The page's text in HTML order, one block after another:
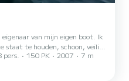
van mijn eigen boot. Ik
te houden, schoon, veilig
ervaring te bieden. Ik
en om uw dag op zee zo
pers. 150 PK 2007 7 m